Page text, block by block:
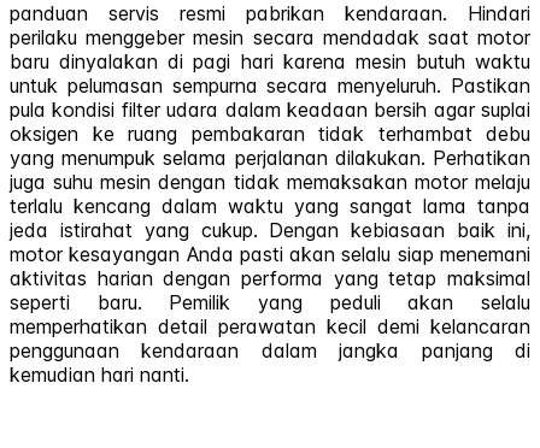
panduan servis resmi pabrikan kendaraan. Hindari
perilaku menggeber mesin secara mendadak saat motor
baru dinyalakan di pagi hari karena mesin butuh waktu
untuk pelumasan sempurna secara menyeluruh. Pastikan
pula kondisi filter udara dalam keadaan bersih agar suplai
oksigen ke ruang pembakaran tidak terhambat debu
yang menumpuk selama perjalanan dilakukan. Perhatikan
juga suhu mesin dengan tidak memaksakan motor melaju
terlalu kencang dalam waktu yang sangat lama tanpa
jeda istirahat yang cukup. Dengan kebiasaan baik ini,
motor kesayangan Anda pasti akan selalu siap menemani
aktivitas harian dengan performa yang tetap maksimal
seperti baru. Pemilik yang peduli akan selalu
memperhatikan detail perawatan kecil demi kelancaran
penggunaan kendaraan dalam jangka panjang di
kemudian hari nanti.